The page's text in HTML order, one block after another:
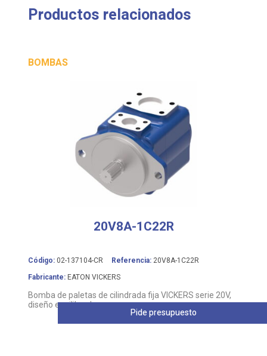
Productos relacionados
BOMBAS
20V8A-1C22R
Código: 02-137104-CR Referencia: 20V8A-1C22R
Fabricante: EATON VICKERS
Bomba de paletas de cilindrada fija VICKERS serie 20V,
diseño equilibrado
Pide presupuesto